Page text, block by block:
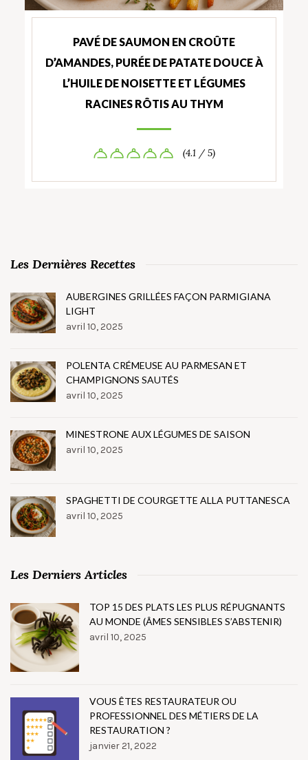
PAVÉ DE SAUMON EN CROÛTE
D’AMANDES, PURÉE DE PATATE DOUCE À
L’HUILE DE NOISETTE ET LÉGUMES
RACINES RÔTIS AU THYM
(4.1 / 5)
Les Dernières Recettes
AUBERGINES GRILLÉES FAÇON PARMIGIANA
LIGHT
avril 10, 2025
POLENTA CRÉMEUSE AU PARMESAN ET
CHAMPIGNONS SAUTÉS
avril 10, 2025
MINESTRONE AUX LÉGUMES DE SAISON
avril 10, 2025
SPAGHETTI DE COURGETTE ALLA PUTTANESCA
avril 10, 2025
Les Derniers Articles
TOP 15 DES PLATS LES PLUS RÉPUGNANTS
AU MONDE (ÂMES SENSIBLES S’ABSTENIR)
avril 10, 2025
VOUS ÊTES RESTAURATEUR OU
PROFESSIONNEL DES MÉTIERS DE LA
RESTAURATION ?
janvier 21, 2022